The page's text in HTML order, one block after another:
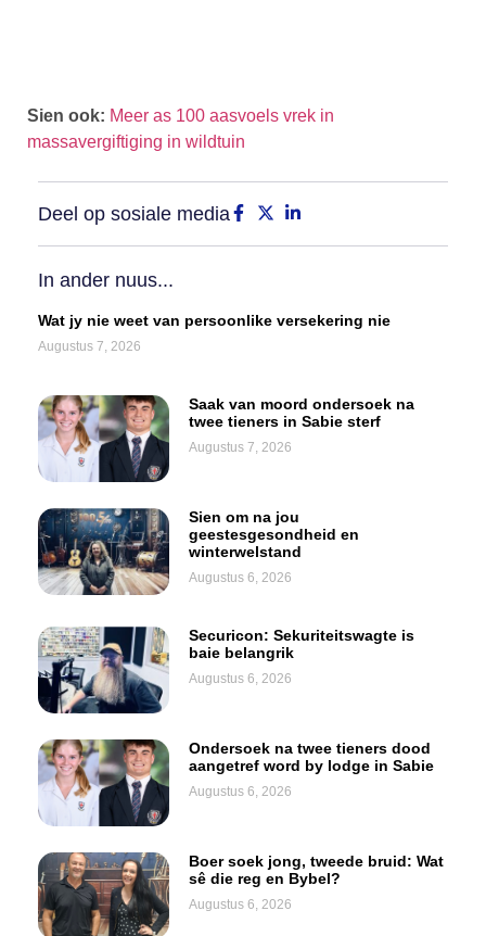
Sien ook: Meer as 100 aasvoels vrek in
massavergiftiging in wildtuin
Deel op sosiale media
In ander nuus...
Wat jy nie weet van persoonlike versekering nie
Augustus 7, 2026
Saak van moord ondersoek na
twee tieners in Sabie sterf
Augustus 7, 2026
Sien om na jou
geestesgesondheid en
winterwelstand
Augustus 6, 2026
Securicon: Sekuriteitswagte is
baie belangrik
Augustus 6, 2026
Ondersoek na twee tieners dood
aangetref word by lodge in Sabie
Augustus 6, 2026
Boer soek jong, tweede bruid: Wat
sê die reg en Bybel?
Augustus 6, 2026